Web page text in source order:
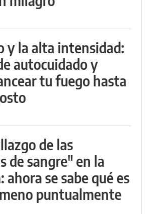
y la alta intensidad:
autocuidado y
tu fuego hasta
de las
de sangre" en la
se sabe qué es
puntualmente